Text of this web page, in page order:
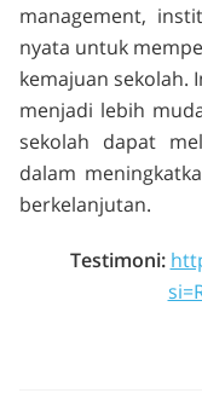
management,
nyata untuk
kemajuan sekolah.
menjadi lebih
sekolah dapat
dalam
berkelanjutan.
Testimoni: